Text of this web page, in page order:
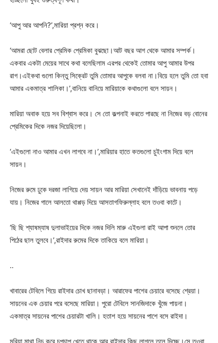
‘আপু আর আপনি?’,মারিয়া প্রশ্ন করে।
‘আমরা ছোট বেলার প্রেমিক প্রেমিকা বুঝছো।আট বছর আগ থেকে আমার সম্পর্ক।
একবার একটা মেয়ের সাথে কথা বলেছিলাম এরপর থেকেই তোমার আপু আমার উপর
রাগ।এইকথা গুলো কিন্তু সিক্রেট তুমি তোমার আপুকে বলবা না।বিয়ে হলে তুমি তো হবা
আমার একমাত্র শালিকা।’,বানিয়ে বানিয়ে মারিয়াকে কথাগুলো বলে সায়ন।
মারিয়া অবাক হয়ে সব বিশ্বাস করে। সে তো কল্পনাই করতে পারছে না নিজের বড় বোনের
প্রেমিকের দিকে নজর দিয়েছিলো।
‘এইগুলো নাও আমার এখন লাগবে না।’,মারিয়ার হাতে কতগুলো চুইংগাম দিয়ে বলে
সায়ন।
নিজের রুমে ঢুকে দরজা লাগিয়ে দেয় সায়ন আর মারিয়া সেখানেই দাঁড়িয়ে ভাবনায় পড়ে
যায়। নিজের গালে আলতো থাপ্পড় দিয়ে আসতাগফিরুল্লাহ বলে তওবা কাটে।
‘ছি ছি শ্যাষম্যাষ দুলাভাইয়ের দিকে নজর দিলি মারু এইগুলা রাই আপা শুনলে তোর
পিঠের ছাল তুলবে।’,রাইদার রুমের দিকে তাকিয়ে বলে মারিয়া।
..
খাবারের টেবিলে গিয়ে রাইদার চোখ ছানাবড়া। আরাফের পাশের চেয়ারে বসেছে শ্রেয়া।
সায়নের এক চেয়ার পরে বসেছে মারিয়া। পুরো টেবিলে সানজিদাকে খুঁজে পায়না।
একমাত্র সায়নের পাশের চেয়ারটা খালি। হতাশ হয়ে সায়নের পাশে বসে রাইদা।